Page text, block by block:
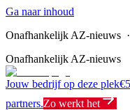
Ga naar inhoud
Onafhankelijk AZ-nieuws
Onafhankelijk AZ-nieuws
Jouw bedrijf op deze plek
partners.Zo werkt het